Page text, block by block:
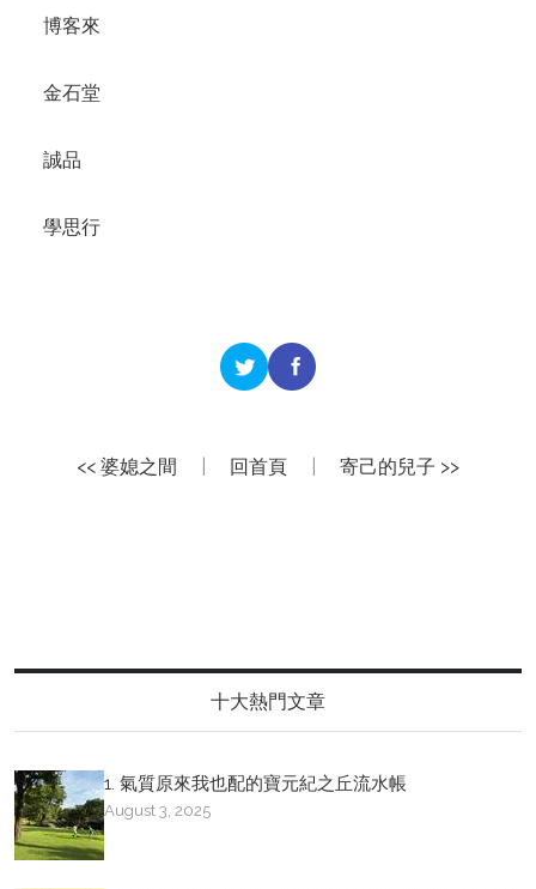
博客來
金石堂
誠品
學思行
<< 婆媳之間 回首頁 寄己的兒子 >>
十大熱門文章
1. 氣質原來我也配的寶元紀之丘流水帳
August 3, 2025